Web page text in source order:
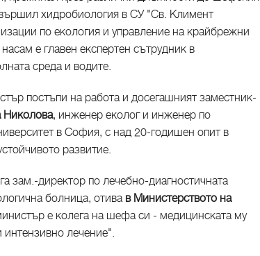
хидробиология в СУ "Св. Климент
по екология и управление на крайбрежни
е главен експертен сътрудник в
среда и водите.
постъпи на работа и досегашният заместник-
Николова, инженер еколог и инженер по
в София, с над 20-годишен опит в
развитие.
зам.-директор по лечебно-диагностичната
болница, отивав Министерството на
е колега на шефа си - медицинската му
интензивно лечение".